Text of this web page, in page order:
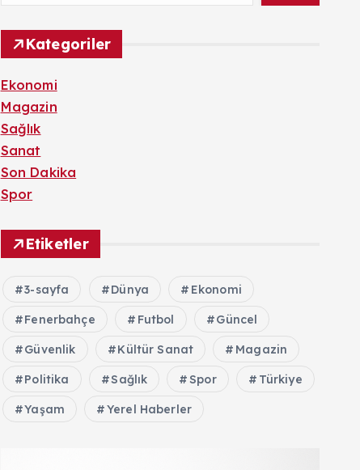
Kategoriler
Ekonomi
Magazin
Sağlık
Sanat
Son Dakika
Spor
Etiketler
3-sayfa Dünya Ekonomi
Fenerbahçe Futbol Güncel
Güvenlik Kültür Sanat Magazin
Politika Sağlık Spor Türkiye
Yaşam Yerel Haberler